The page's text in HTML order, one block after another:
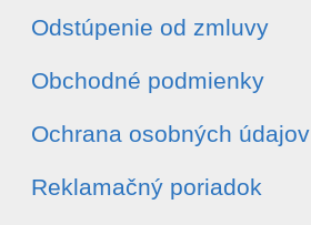
Odstúpenie od zmluvy
Obchodné podmienky
Ochrana osobných údajov
Reklamačný poriadok